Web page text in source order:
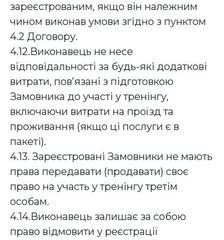
зареєстрованим, якщо він належним
чином виконав умови згідно з пунктом
4.2 Договору.
4.12.Виконавець не несе
відповідальності за будь-які додаткові
витрати, пов’язані з підготовкою
Замовника до участі у тренінгу,
включаючи витрати на проїзд та
проживання (якщо ці послуги є в
пакеті).
4.13. Зареєстровані Замовники не мають
права передавати (продавати) своє
право на участь у тренінгу третім
особам.
4.14.Виконавець залишає за собою
право відмовити у реєстрації